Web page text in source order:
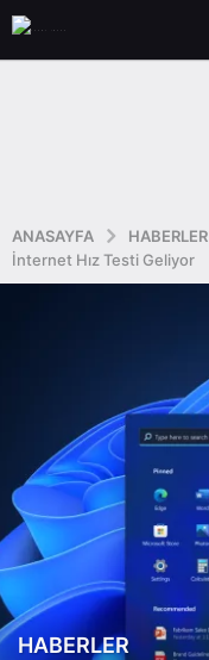
ANASAYFA HABERLER
İnternet Hız Testi Geliyor
6
HABERLER